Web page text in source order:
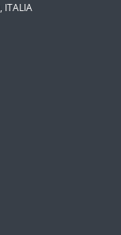
ITALIA